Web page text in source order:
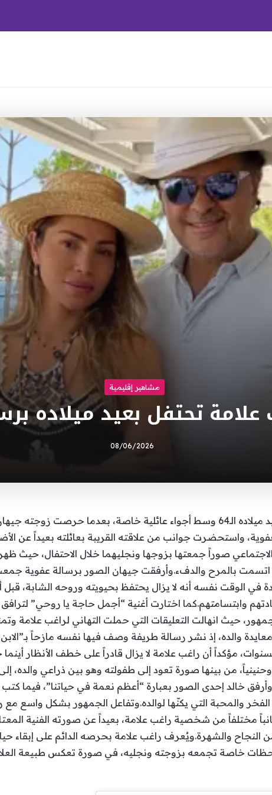
مشاهير إقليمية
علامة تحتفل بعيد ميلاده
08/06/2026
احتفل السوبر ستار راغب علامة بعيد ميلاده الـ64 وسط أجواء عائلية خاصة،
واستحضرت جوانب من علاقته القريبة بعائلته بعيداً عن
الاجتماعي صوراً جمعتها بزوجها ونجليهما خلال الاحتفال، حيث
بالمرح والدفء.وأرفقت جيهان الصور برسالة عفوية
الوقت نفسه أنه لا يزال يحتفظ بحيويته وروحه الشابة، قبل
وابتسامتهم.كما اختارت أغنية “أجمل حاجة يا روحي”
حيث انهالت التعليقات التي حملت التهاني لراغب علامة
والده، إذ نشر رسالة طريفة وصف فيها نفسه مازحاً
مؤكداً أن راغب علامة لا يزال قادراً على خطف الأنظار
من بينها صورة تعود إلى طفولته وهو بين ذراعي
خالد إحدى الصور بعبارة “أعظم نعمة في حياتنا”،
والمحبة التي يكنّها لوالده.وتفاعل الجمهور بشكل واسع مع
مختلفاً من شخصية راغب علامة، بعيداً عن صورته الفنية
والشهرة.ويُعرف راغب علامة بحرصه الدائم على إبقاء
خاصة تجمعه بزوجته ونجليه، في صورة تعكس طبيعة العلاقة